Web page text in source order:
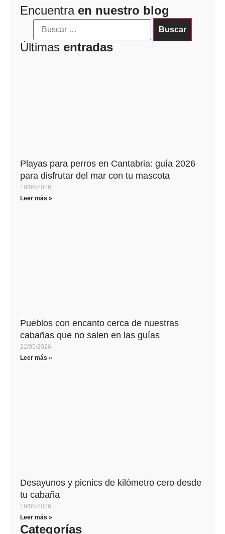
Encuentra en nuestro blog
Últimas entradas
Playas para perros en Cantabria: guía 2026
para disfrutar del mar con tu mascota
19/06/2026
Leer más »
Pueblos con encanto cerca de nuestras
cabañas que no salen en las guías
22/05/2026
Leer más »
Desayunos y picnics de kilómetro cero desde
tu cabaña
19/05/2026
Leer más »
Categorías